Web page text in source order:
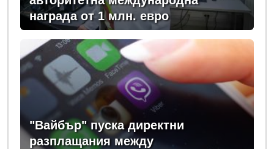
награда от 1 млн. евро
"Вайбър" пуска директни
разплащания между